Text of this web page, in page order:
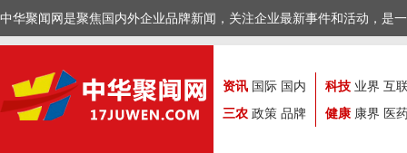
中华聚闻网是聚焦国内外企业品牌新闻，关注企业最新事件和活动，是
资讯 国际 国内
三农 政策 品牌
科技 业界 互
健康 康界 医